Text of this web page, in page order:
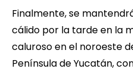
Finalmente, se
cálido por la tarde en la
caluroso en el noroeste
Península de Yucatán,